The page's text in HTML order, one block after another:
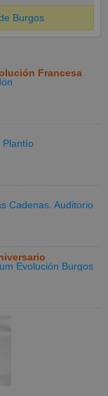
Burgos
Francesa
Plantío
Cadenas. Auditorio
Evolución Burgos